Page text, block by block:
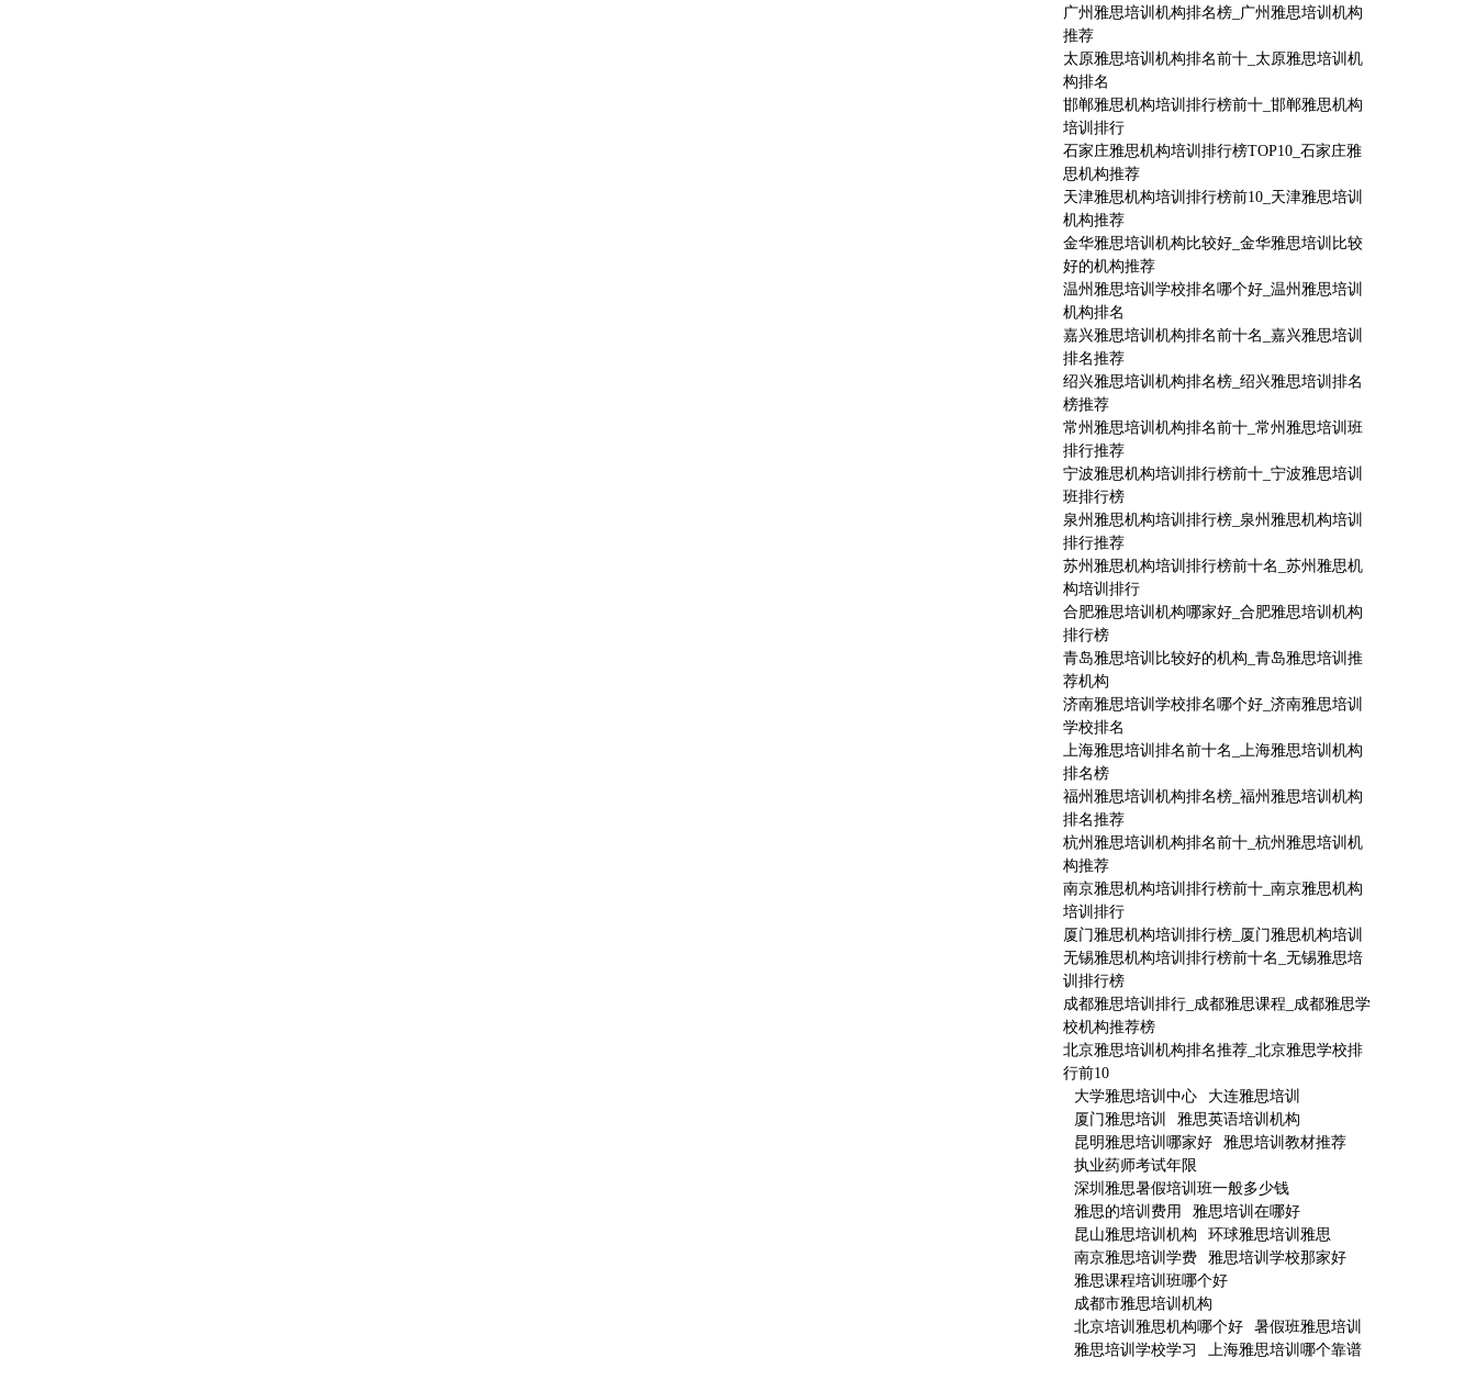
广州雅思培训机构排名榜_广州雅思培训机构
推荐
太原雅思培训机构排名前十_太原雅思培训机
构排名
邯郸雅思机构培训排行榜前十_邯郸雅思机构
培训排行
石家庄雅思机构培训排行榜TOP10_石家庄雅
思机构推荐
天津雅思机构培训排行榜前10_天津雅思培训
机构推荐
金华雅思培训机构比较好_金华雅思培训比较
好的机构推荐
温州雅思培训学校排名哪个好_温州雅思培训
机构排名
嘉兴雅思培训机构排名前十名_嘉兴雅思培训
排名推荐
绍兴雅思培训机构排名榜_绍兴雅思培训排名
榜推荐
常州雅思培训机构排名前十_常州雅思培训班
排行推荐
宁波雅思机构培训排行榜前十_宁波雅思培训
班排行榜
泉州雅思机构培训排行榜_泉州雅思机构培训
排行推荐
苏州雅思机构培训排行榜前十名_苏州雅思机
构培训排行
合肥雅思培训机构哪家好_合肥雅思培训机构
排行榜
青岛雅思培训比较好的机构_青岛雅思培训推
荐机构
济南雅思培训学校排名哪个好_济南雅思培训
学校排名
上海雅思培训排名前十名_上海雅思培训机构
排名榜
福州雅思培训机构排名榜_福州雅思培训机构
排名推荐
杭州雅思培训机构排名前十_杭州雅思培训机
构推荐
南京雅思机构培训排行榜前十_南京雅思机构
培训排行
厦门雅思机构培训排行榜_厦门雅思机构培训
无锡雅思机构培训排行榜前十名_无锡雅思培
训排行榜
成都雅思培训排行_成都雅思课程_成都雅思学
校机构推荐榜
北京雅思培训机构排名推荐_北京雅思学校排
行前10
大学雅思培训中心
大连雅思培训
厦门雅思培训
雅思英语培训机构
昆明雅思培训哪家好
雅思培训教材推荐
执业药师考试年限
深圳雅思暑假培训班一般多少钱
雅思的培训费用
雅思培训在哪好
昆山雅思培训机构
环球雅思培训雅思
南京雅思培训学费
雅思培训学校那家好
雅思课程培训班哪个好
成都市雅思培训机构
北京培训雅思机构哪个好
暑假班雅思培训
雅思培训学校学习
上海雅思培训哪个靠谱